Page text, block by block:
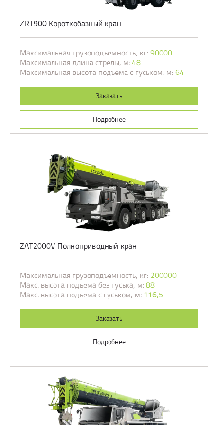
ZRT900 Короткобазный кран
Максимальная грузоподъемность, кг:90000
Максимальная длина стрелы, м:48
Максимальная высота подъема с гуськом, м:64
Заказать
Подробнее
ZAT2000V Полноприводный кран
Максимальная грузоподъемность, кг: 200000
Макс. высота подъема без гуська, м:88
Макс. высота подъема с гуськом, м: 116,5
Заказать
Подробнее